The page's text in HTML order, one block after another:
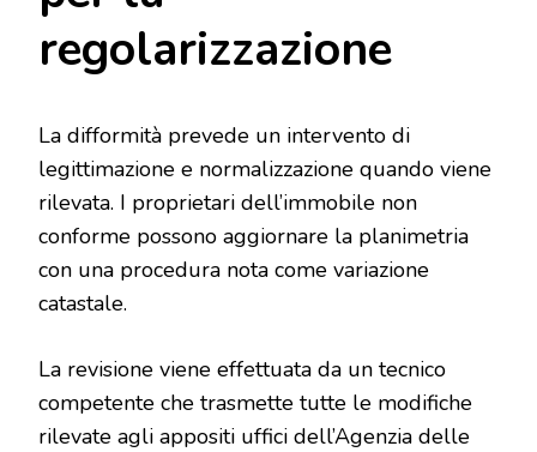
regolarizzazione
La difformità prevede un intervento di
legittimazione e normalizzazione quando viene
rilevata. I proprietari dell’immobile non
conforme possono aggiornare la planimetria
con una procedura nota come variazione
catastale.
La revisione viene effettuata da un tecnico
competente che trasmette tutte le modifiche
rilevate agli appositi uffici dell’Agenzia delle